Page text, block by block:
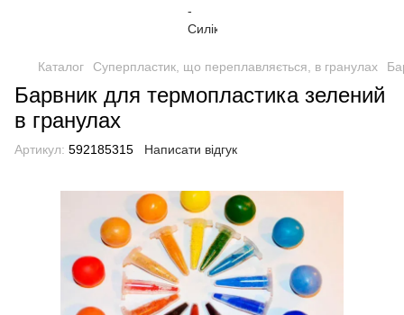
Каталог Суперпластик, що переплавляється, в гранулах
Барвник для термопластика зелений
в гранулах
Артикул: 592185315 Написати відгук